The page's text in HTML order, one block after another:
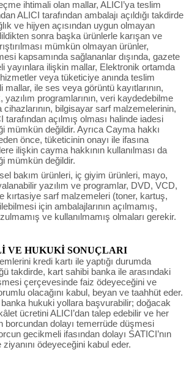
ihtimali olan mallar, ALICI’ya teslim
ALICI tarafından ambalajı açıldığı takdirde
ve hijyen açısından uygun olmayan
sonra başka ürünlerle karışan ve
mümkün olmayan ürünler,
kapsamında sağlananlar dışında, gazete
yayınlara ilişkin mallar, Elektronik ortamda
veya tüketiciye anında teslim
mallar, ile ses veya görüntü kayıtlarının,
yazılım programlarının, veri kaydedebilme
bilgisayar sarf malzemelerinin,
tarafından açılmış olması halinde iadesi
mümkün değildir. Ayrıca Cayma hakkı
önce, tüketicinin onayı ile ifasına
ilişkin cayma hakkının kullanılması da
mümkün değildir.
bakım ürünleri, iç giyim ürünleri, mayo,
yazılım ve programlar, DVD, VCD,
kırtasiye sarf malzemeleri (toner, kartuş,
için ambalajlarının açılmamış,
ve kullanılmamış olmaları gerekir.
VE HUKUKİ SONUÇLARI
kredi kartı ile yaptığı durumda
takdirde, kart sahibi banka ile arasındaki
çerçevesinde faiz ödeyeceğini ve
olacağını kabul, beyan ve taahhüt eder.
hukuki yollara başvurabilir; doğacak
ücretini ALICI’dan talep edebilir ve her
borcundan dolayı temerrüde düşmesi
gecikmeli ifasından dolayı SATICI’nın
ziyanını ödeyeceğini kabul eder.